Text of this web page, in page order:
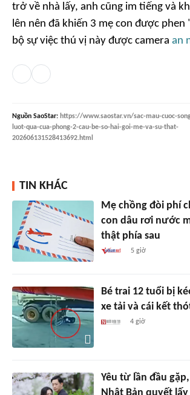
trở về nhà lấy, anh cũng im tiếng và
lên nên đã khiến 3 mẹ con được phen
bộ sự việc thú vị này được camera an
Nguồn SaoStar: https://www.saostar.vn/sac-mau-cuoc-
luot-qua-cua-phong-2-cau-be-so-hai-goi-me-va-su-that-
202606131528413692.html
TIN KHÁC
Mẹ chồng đòi phí
con dâu rơi nước
thật phía sau
5 giờ
Bé trai 12 tuổi bị
xe tải và cái kết
4 giờ
Yêu từ lần đầu
Nhật Bản quyết